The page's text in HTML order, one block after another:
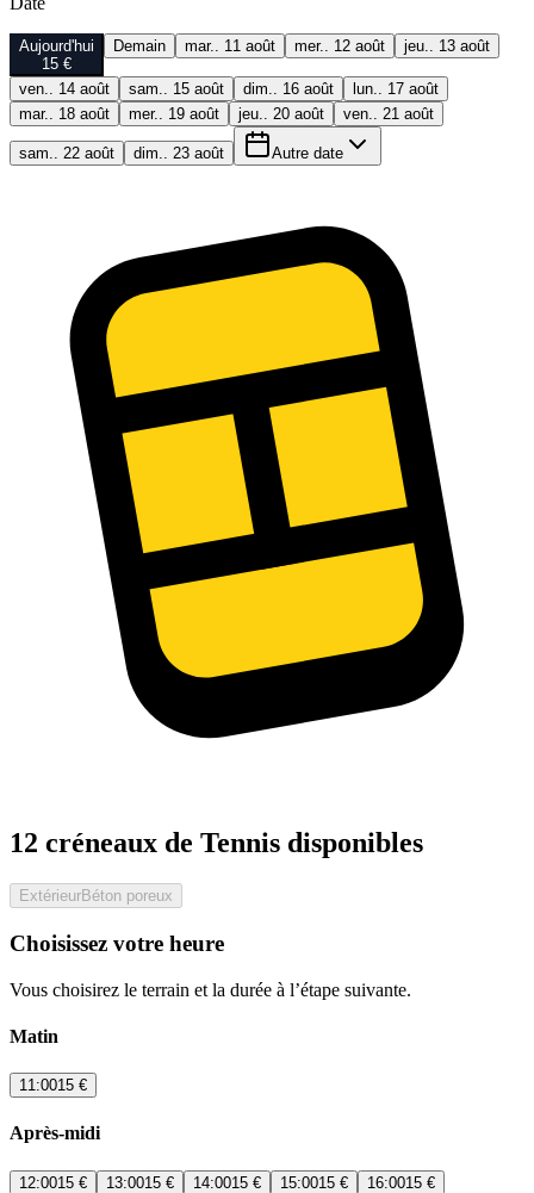
Aujourd'hui
15 €
Demain mar.. 11 août mer.. 12 août jeu.. 13 août
ven.. 14 août sam.. 15 août dim.. 16 août
lun.. 17 août
mar.. 18 août
mer.. 19 août jeu.. 20 août ven.. 21 août
sam.. 22 août dim.. 23 août Autre date
12 créneaux de Tennis disponibles
ExtérieurBéton poreux
Choisissez votre heure
Vous choisirez le terrain et la durée à l’étape suivante.
Matin
11:0015 €
Après-midi
12:0015 € 13:0015 € 14:0015 € 15:0015 € 16:0015 €